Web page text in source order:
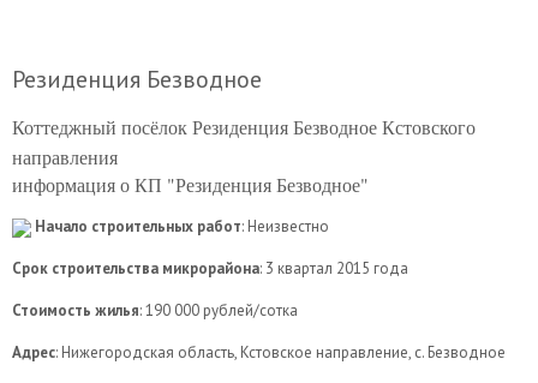
Резиденция Безводное
Коттеджный посёлок Резиденция Безводное Кстовского
направления
информация о КП "Резиденция Безводное"
Начало строительных работ: Неизвестно
Срок строительства микрорайона: 3 квартал 2015 года
Стоимость жилья: 190 000 рублей/сотка
Адрес: Нижегородская область, Кстовское направление, с. Безводное